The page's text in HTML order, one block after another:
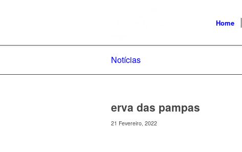
Home
Notícias
erva das pampas
21 Fevereiro, 2022